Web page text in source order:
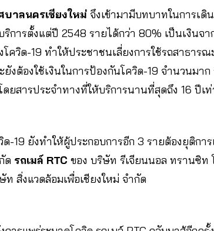
บาลนครเชียงใหม่ จึงเข้ามามีบทบาทในการเดิ
ริการตั้งแต่ปี 2548 รายได้กว่า 80% เป็นเงินจ
โควิด-19 ทำให้ประชาชนเลี่ยงการใช้รถสาธาร
ยังต้องใช้เงินในการป้องกันโควิด-19 จำนวนมา
ดยสารประจำทางที่ให้บริการนานที่สุดถึง 16 ปีเ
ด-19 ยังทำให้ผู้ประกอบการอีก 3 รายต้องยุติกา
ด รถเมล์ RTC ของ บริษัท รีเจียนนอล ทรานซิท
ท สิ่งแวดล้อมเพื่อเชียงใหม่ จำกัด